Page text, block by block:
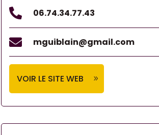
 06.74.34.77.43
 mguiblain@gmail.com
VOIR LE SITE WEB